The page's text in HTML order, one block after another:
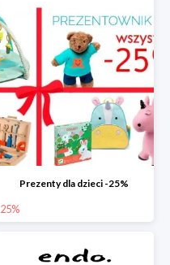
Prezenty dla dzieci -25%
25%